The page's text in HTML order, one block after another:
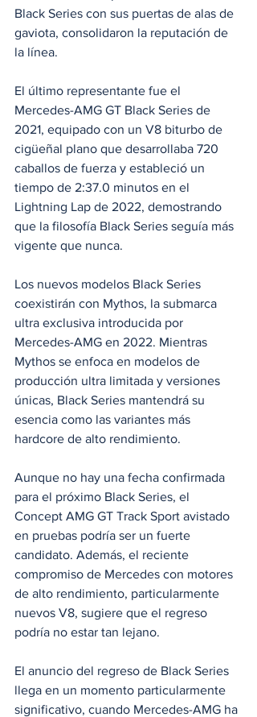
Black Series con sus puertas de alas de
gaviota, consolidaron la reputación de
la línea.
El último representante fue el
Mercedes-AMG GT Black Series de
2021, equipado con un V8 biturbo de
cigüeñal plano que desarrollaba 720
caballos de fuerza y estableció un
tiempo de 2:37.0 minutos en el
Lightning Lap de 2022, demostrando
que la filosofía Black Series seguía más
vigente que nunca.
Los nuevos modelos Black Series
coexistirán con Mythos, la submarca
ultra exclusiva introducida por
Mercedes-AMG en 2022. Mientras
Mythos se enfoca en modelos de
producción ultra limitada y versiones
únicas, Black Series mantendrá su
esencia como las variantes más
hardcore de alto rendimiento.
Aunque no hay una fecha confirmada
para el próximo Black Series, el
Concept AMG GT Track Sport avistado
en pruebas podría ser un fuerte
candidato. Además, el reciente
compromiso de Mercedes con motores
de alto rendimiento, particularmente
nuevos V8, sugiere que el regreso
podría no estar tan lejano.
El anuncio del regreso de Black Series
llega en un momento particularmente
significativo, cuando Mercedes-AMG ha